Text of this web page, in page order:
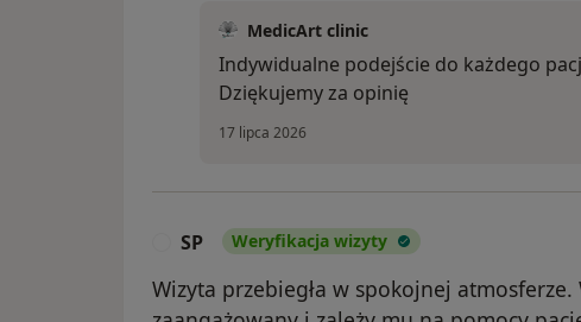
MedicArt clinic
Indywidualne podejście do każdego
Dziękujemy za opinię
17 lipca 2026
SP Weryfikacja wizyty
Wizyta przebiegła w spokojnej atmosferze.